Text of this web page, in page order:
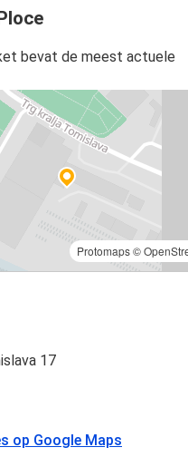
bevat de meest actuele
Protomaps©
17
op Google Maps